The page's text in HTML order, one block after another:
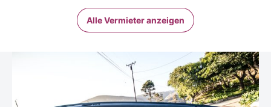
Alle Vermieter anzeigen